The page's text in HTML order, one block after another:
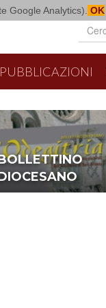
Google Analytics). OK
PUBBLICAZIONI